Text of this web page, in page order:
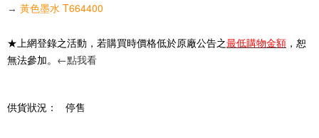
→ 黃色墨水 T664400
★上網登錄之活動，若購買時價格低於原廠公告之最低購物金額 ，恕
無法參加。 ←點我看
供貨狀況： 停售